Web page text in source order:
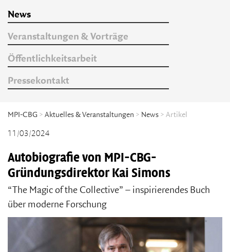
News
Veranstaltungen & Vorträge
Öffentlichkeitsarbeit
Pressekontakt
MPI-CBG > Aktuelles & Veranstaltungen > News > Artikel
11/03/2024
Autobiografie von MPI-CBG-
Gründungsdirektor Kai Simons
“The Magic of the Collective” – inspirierendes Buch
über moderne Forschung